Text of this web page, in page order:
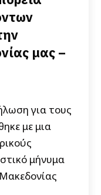
μας –
για τους
με μια
μήνυμα